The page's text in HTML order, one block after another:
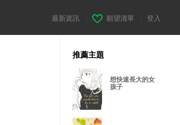
最新資訊 願望清單 登入
推薦主題
想快速長大的女
孩子